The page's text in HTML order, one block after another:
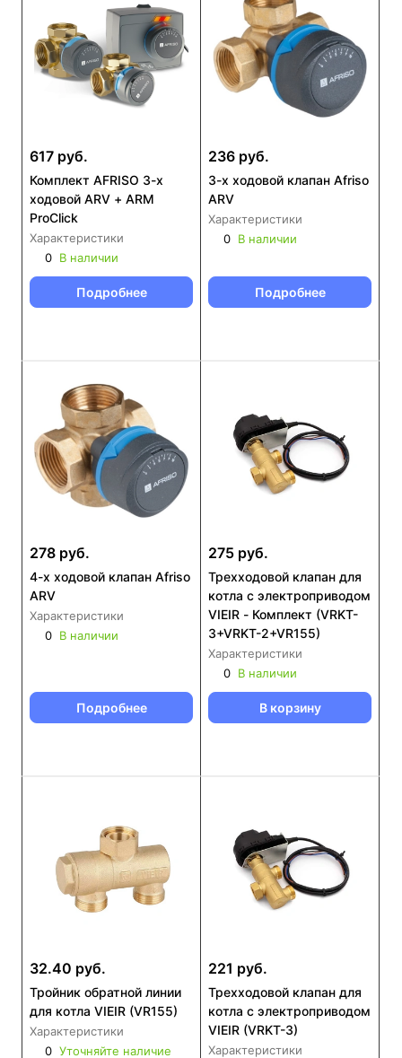
617 руб.
Комплект AFRISO 3-х
ходовой ARV + ARM
ProClick
Характеристики
0 В наличии
Подробнее
236 руб.
3-x ходовой клапан Afriso
ARV
Характеристики
0 В наличии
Подробнее
278 руб.
4-x ходовой клапан Afriso
ARV
Характеристики
0 В наличии
Подробнее
275 руб.
Трехходовой клапан для
котла с электроприводом
VIEIR - Комплект (VRKT-
3+VRKT-2+VR155)
Характеристики
0 В наличии
В корзину
32.40 руб.
Тройник обратной линии
для котла VIEIR (VR155)
Характеристики
0 Уточняйте наличие
221 руб.
Трехходовой клапан для
котла с электроприводом
VIEIR (VRKT-3)
Характеристики